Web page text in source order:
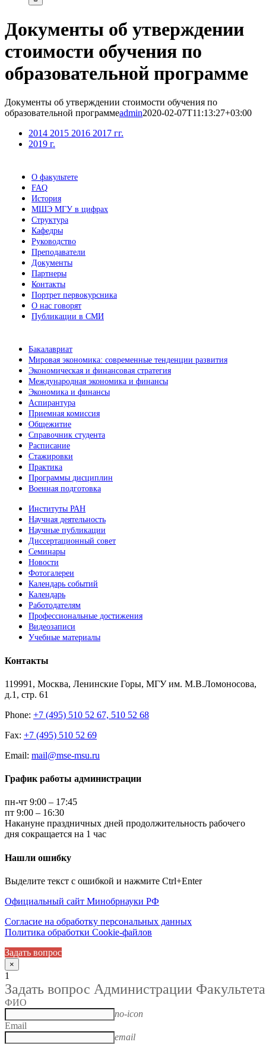
Документы об утверждении
стоимости обучения по
образовательной программе
Документы об утверждении стоимости обучения по
образовательной программеadmin2020-02-07T11:13:27+03:00
2014 2015 2016 2017 гг.
2019 г.
О факультете
FAQ
История
МШЭ МГУ в цифрах
Структура
Кафедры
Руководство
Преподаватели
Документы
Партнеры
Контакты
Портрет первокурсника
О нас говорят
Публикации в СМИ
Бакалавриат
Мировая экономика: современные тенденции развития
Экономическая и финансовая стратегия
Международная экономика и финансы
Экономика и финансы
Аспирантура
Приемная комиссия
Общежитие
Справочник студента
Расписание
Стажировки
Практика
Программы дисциплин
Военная подготовка
Институты РАН
Научная деятельность
Научные публикации
Диссертационный совет
Семинары
Новости
Фотогалереи
Календарь событий
Календарь
Работодателям
Профессиональные достижения
Видеозаписи
Учебные материалы
Контакты
119991, Москва, Ленинские Горы, МГУ им. М.В.Ломоносова,
д.1, стр. 61
Phone: +7 (495) 510 52 67, 510 52 68
Fax: +7 (495) 510 52 69
Email: mail@mse-msu.ru
График работы администрации
пн-чт 9:00 – 17:45
пт 9:00 – 16:30
Накануне праздничных дней продолжительность рабочего
дня сокращается на 1 час
Нашли ошибку
Выделите текст с ошибкой и нажмите Ctrl+Enter
Официальный сайт Минобрнауки РФ
Согласие на обработку персональных данных
Политика обработки Cookie-файлов
Задать вопрос
×
1
Задать вопрос Администрации Факультета
ФИО
no-icon
Email
email